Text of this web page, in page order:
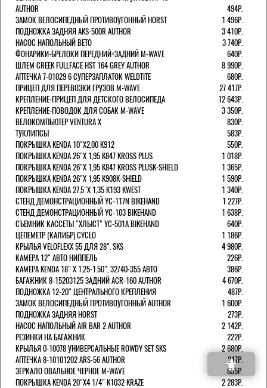
AUTHOR
494Р.
ЗАМОК ВЕЛОСИПЕДНЫЙ ПРОТИВОУГОННЫЙ HORST
1 496Р.
ПОДНОЖКА ЗАДНЯЯ AKS-500R AUTHOR
3 410Р.
НАСОС НАПОЛЬНЫЙ BETO
3 740Р.
ФОНАРИКИ-БРЕЛОКИ ПЕРЕДНИЙ+ЗАДНИЙ M-WAVE
640Р.
ШЛЕМ CREEK FULLFACE HST 164 GREY AUTHOR
8 990Р.
АПТЕЧКА 7-01029 6 СУПЕРЗАПЛАТОК WELDTITE
680Р.
ПРИЦЕП ДЛЯ ПЕРЕВОЗКИ ГРУЗОВ M-WAVE
27 417Р.
КРЕПЛЕНИЕ-ПРИЦЕП ДЛЯ ДЕТСКОГО ВЕЛОСИПЕДА
12 643Р.
КРЕПЛЕНИЕ-ПОВОДОК ДЛЯ СОБАК M-WAVE
3 350Р.
ВЕЛОКОМПЬЮТЕР VENTURA Х
830Р.
ТУКЛИПСЫ
583Р.
ПОКРЫШКА KENDA 10"Х2,00 K912
550Р.
ПОКРЫШКА KENDA 26"Х 1,95 K847 KROSS PLUS
1 018Р.
ПОКРЫШКА KENDA 26"Х 1,95 K847 KROSS PLUSK-SHIELD
1 365Р.
ПОКРЫШКА KENDA 26"Х 1,95 K908K-SHIELD
1 590Р.
ПОКРЫШКА KENDA 27,5"Х 1,35 K193 KWEST
1 340Р.
СТЕНД ДЕМОНСТРАЦИОННЫЙ YC-117N BIKEHAND
1 227Р.
СТЕНД ДЕМОНСТРАЦИОННЫЙ YC-103 BIKEHAND
1 638Р.
СЪЕМНИК КАССЕТЫ "ХЛЫСТ" YC-501A BIKEHAND
640Р.
ЦЕПЕМЕТР (КАЛИБР) CYCLO
1 186Р.
КРЫЛЬЯ VELOFLEXX 55 ДЛЯ 28". SKS
4 980Р.
КАМЕРА 12" АВТО НИППЕЛЬ
226Р.
КАМЕРА KENDA 18" Х 1.25-1.50", 32/40-355 АВТО
386Р.
БАГАЖНИК 8-15203125 ЗАДНИЙ ACR-160 AUTHOR
4 670Р.
ПОДНОЖКА 12-20" ЦЕНТРАЛЬНОГО КРЕПЛЕНИЯ
487Р.
ЗАМОК ВЕЛОСИПЕДНЫЙ ПРОТИВОУГОННЫЙ AUTHOR
1 600Р.
ПОДНОЖКА ЗАДНЯЯ HORST
273Р.
НАСОС НАПОЛЬНЫЙ AIR BAR 2 AUTHOR
2 142Р.
РЕЗИНКИ НА БАГАЖНИК
222Р.
КРЫЛЬЯ 0-10078 УНИВЕРСАЛЬНЫЕ ROWDY SET SKS
2 680Р.
АПТЕЧКА 8-10101202 ARS-56 AUTHOR
217Р.
ЗЕРКАЛО ОВАЛЬНОЕ ЧЕРНОЕ M-WAVE
655Р.
ПОКРЫШКА KENDA 20"Х4 1/4" K1032 KRAZE
2 283Р.